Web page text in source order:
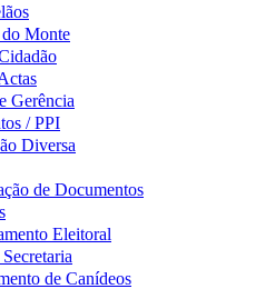
Monte
Gerência
/ PPI
Diversa
de Documentos
Eleitoral
de Canídeos